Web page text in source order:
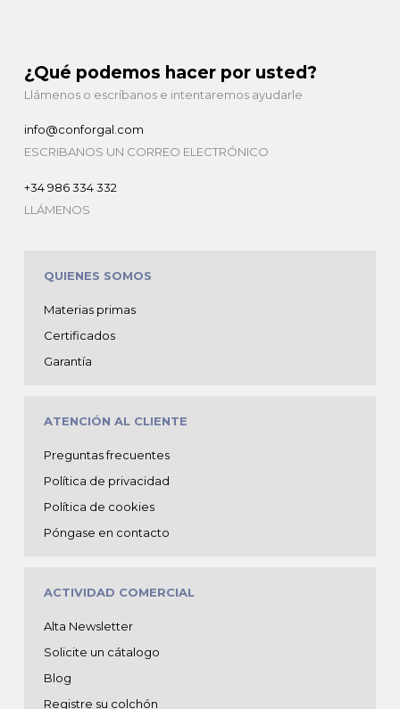
¿Qué podemos hacer por usted?
Llámenos o escríbanos e intentaremos ayudarle
info@conforgal.com
ESCRIBANOS UN CORREO ELECTRÓNICO
+34 986 334 332
LLÁMENOS
QUIENES SOMOS
Materias primas
Certificados
Garantía
ATENCIÓN AL CLIENTE
Preguntas frecuentes
Política de privacidad
Política de cookies
Póngase en contacto
ACTIVIDAD COMERCIAL
Alta Newsletter
Solicite un cátalogo
Blog
Registre su colchón